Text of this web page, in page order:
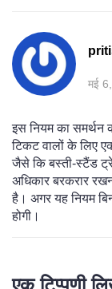
मई
इस नियम का समर्थन
टिकट वालों के लिए
जैसे कि बस्ती-स्टैंड
अधिकार बरकरार
है। अगर यह नियम
होगी।